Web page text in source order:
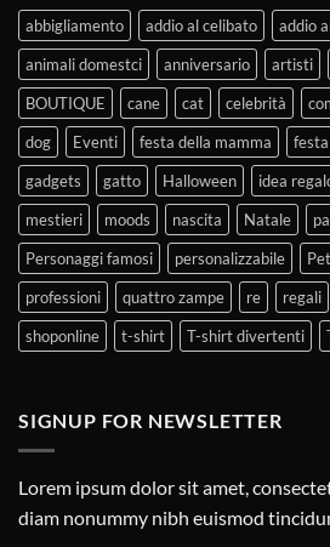
abbigliamento addio al celibato addio
animali domestci
anniversario artisti
BOUTIQUE
cane cat celebrità
dog
Eventi festa della mamma
gadgets
gatto Halloween idea
mestieri
moods nascita Natale
Personaggi famosi
personalizzabile
professioni
quattro zampe re regali
shoponline
t-shirt T-shirt divertenti
SIGNUP FOR NEWSLETTER
Lorem ipsum dolor sit amet,
diam nonummy nibh euismod